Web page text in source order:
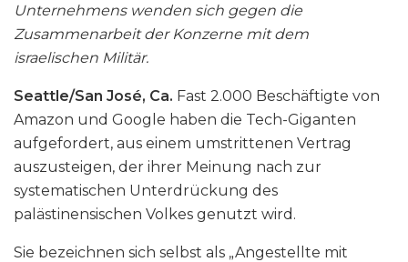
Unternehmens wenden sich gegen die
Zusammenarbeit der Konzerne mit dem
israelischen Militär.
Seattle/San José, Ca. Fast 2.000 Beschäftigte von
Amazon und Google haben die Tech-Giganten
aufgefordert, aus einem umstrittenen Vertrag
auszusteigen, der ihrer Meinung nach zur
systematischen Unterdrückung des
palästinensischen Volkes genutzt wird.
Sie bezeichnen sich selbst als „Angestellte mit